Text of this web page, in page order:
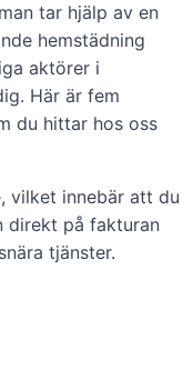
tar hjälp av en
hemstädning
aktörer i
Här är fem
du hittar hos oss
vilket innebär att du
direkt på fakturan
tjänster.